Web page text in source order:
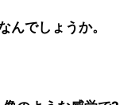
でしょうか。